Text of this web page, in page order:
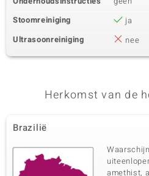
Stoomreiniging
ja
Ultrasoonreiniging
nee
Herkomst van de
Brazilië
amethist,